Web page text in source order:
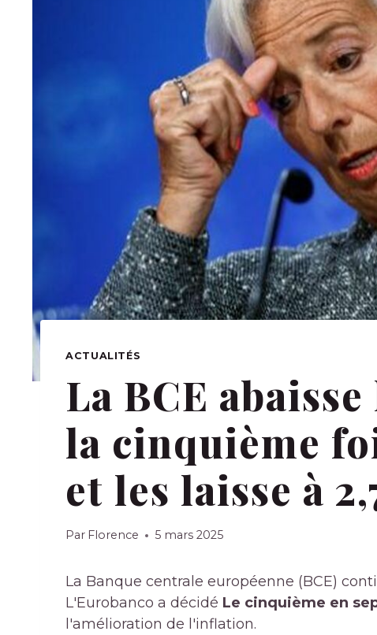
ACTUALITÉS
La BCE
la cinquième
et les laisse à
Par Florence 5 mars 2025
La Banque centrale européenne (BCE)
L'Eurobanco a décidé Le cinquième en
l'amélioration de l'inflation.